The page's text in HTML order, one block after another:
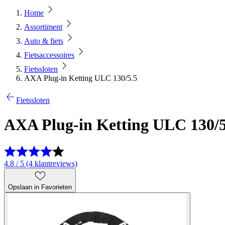
Home
Assortiment
Auto & fiets
Fietsaccessoires
Fietssloten
AXA Plug-in Ketting ULC 130/5.5
Fietssloten
AXA Plug-in Ketting ULC 130/
4.8 / 5 (4 klantreviews)
Opslaan in Favorieten